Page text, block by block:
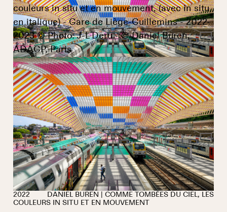
couleurs in situ et en mouvement, (avec in situ
en italique) - Gare de Liège-Guillemins - 2022-
2023 © Photo: J-L Deru - © Daniel Buren,
ADAGP, Paris
2022
DANIEL BUREN | COMME TOMBÉES DU CIEL, LES
COULEURS IN SITU ET EN MOUVEMENT